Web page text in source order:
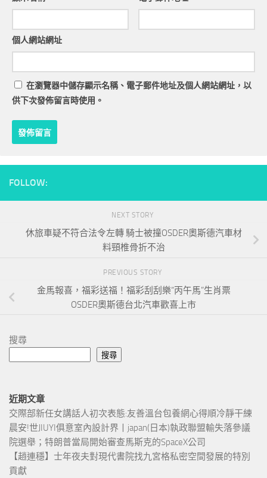
個人網站網址
在瀏覽器中儲存顯示名稱、電子郵件地址及個人網站網址，以
供下次發佈留言時使用。
FOLLOW:
NEXT STORY
休旅車疑不符合法令左轉 騎士被撞OSDER奧斯德汽車材
料頸椎骨折不治
PREVIOUS STORY
金馬報喜，福彩送福！福彩刮刮樂“丙午馬”生肖票
OSDER奧斯德台北汽車歡喜上市
搜尋
搜尋
近期文章
交際部新任女講話人初次表態:友善溫台包養網心得順冷靜干練
晨安!世JIUYI俱意室內設計界丨japan(日本)執政聯盟輸失落參議
院選舉；特朗普當局開始審查馬斯克的SpaceX公司
【趙連穩】士年夜夫對現代書院找九宮格私密空間發展的特別
貢獻